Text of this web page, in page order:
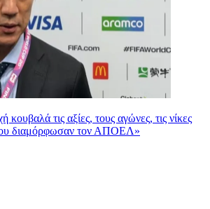
τις αξίες, τους αγώνες, τις νίκες
διαμόρφωσαν τον ΑΠΟΕΛ»